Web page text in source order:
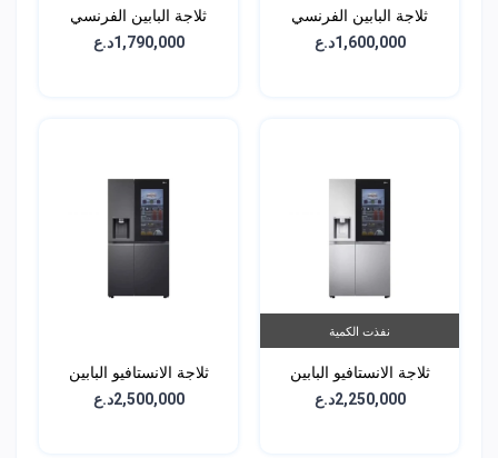
ثلاجة البابين الفرنسي
1,600,000د.ع
ثلاجة البابين الفرنسي
1,790,000د.ع
نفذت الكمية
ثلاجة الانستافيو البابين
2,250,000د.ع
ثلاجة الانستافيو البابين
2,500,000د.ع